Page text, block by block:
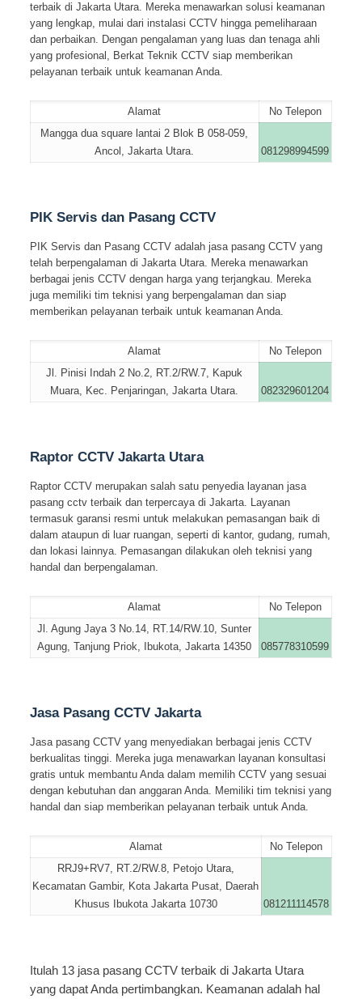
terbaik di Jakarta Utara. Mereka menawarkan solusi keamanan
yang lengkap, mulai dari instalasi CCTV hingga pemeliharaan
dan perbaikan. Dengan pengalaman yang luas dan tenaga ahli
yang profesional, Berkat Teknik CCTV siap memberikan
pelayanan terbaik untuk keamanan Anda.
Alamat
No Telepon
Mangga dua square lantai 2 Blok B 058-059,
Ancol, Jakarta Utara.
081298994599
PIK Servis dan Pasang CCTV
PIK Servis dan Pasang CCTV adalah jasa pasang CCTV yang
telah berpengalaman di Jakarta Utara. Mereka menawarkan
berbagai jenis CCTV dengan harga yang terjangkau. Mereka
juga memiliki tim teknisi yang berpengalaman dan siap
memberikan pelayanan terbaik untuk keamanan Anda.
Alamat
No Telepon
Jl. Pinisi Indah 2 No.2, RT.2/RW.7, Kapuk
Muara, Kec. Penjaringan, Jakarta Utara.
082329601204
Raptor CCTV Jakarta Utara
Raptor CCTV merupakan salah satu penyedia layanan jasa
pasang cctv terbaik dan terpercaya di Jakarta. Layanan
termasuk garansi resmi untuk melakukan pemasangan baik di
dalam ataupun di luar ruangan, seperti di kantor, gudang, rumah,
dan lokasi lainnya. Pemasangan dilakukan oleh teknisi yang
handal dan berpengalaman.
Alamat
No Telepon
Jl. Agung Jaya 3 No.14, RT.14/RW.10, Sunter
Agung, Tanjung Priok, Ibukota, Jakarta 14350
085778310599
Jasa Pasang CCTV Jakarta
Jasa pasang CCTV yang menyediakan berbagai jenis CCTV
berkualitas tinggi. Mereka juga menawarkan layanan konsultasi
gratis untuk membantu Anda dalam memilih CCTV yang sesuai
dengan kebutuhan dan anggaran Anda. Memiliki tim teknisi yang
handal dan siap memberikan pelayanan terbaik untuk Anda.
Alamat
No Telepon
RRJ9+RV7, RT.2/RW.8, Petojo Utara,
Kecamatan Gambir, Kota Jakarta Pusat, Daerah
Khusus Ibukota Jakarta 10730
081211114578
Itulah 13 jasa pasang CCTV terbaik di Jakarta Utara
yang dapat Anda pertimbangkan. Keamanan adalah hal